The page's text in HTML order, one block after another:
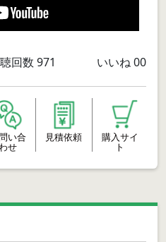
回数 971 いいね00
い合
せ
見積依頼 購入サイ
ト